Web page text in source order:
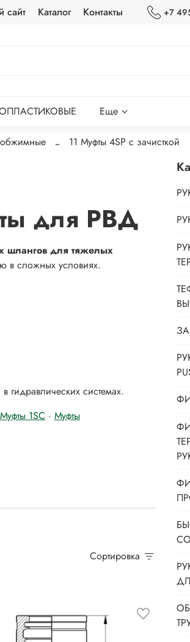
сайт Каталог Контакты +7
Еще
11 Муфты 4SP с зачисткой
для РВД
шлангов для тяжелых
в сложных условиях.
гидравлических системах.
Муфты 1SC · Муфты
Сортировка